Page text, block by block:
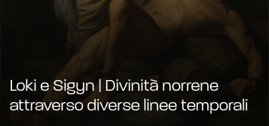
Loki e Sigyn | Divinità norrene
attraverso diverse linee temporali